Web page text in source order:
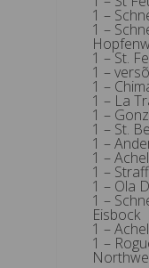
1 –
1 –
1 – St.
1 –
1 –
1 – La
1 –
1 – St.
1 –
1 –
1 –
1 – Ola
1 –
Eisbock
1 –
1 –